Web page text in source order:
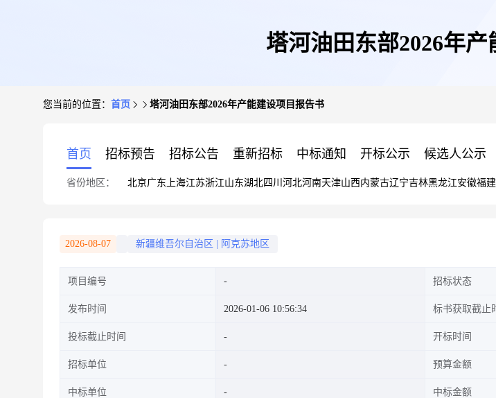
塔河油田东部2026年
您当前的位置： 首页 塔河油田东部2026年产能建设项目报告书
首页 招标预告 招标公告 重新招标 中标通知 开标公示 候选人公示
省份地区： 北京广东 上海江苏浙江山东湖北四川 河北河南天津山西内蒙古辽宁吉林黑龙江安徽福建
2026-08-07 新疆维吾尔自治区 阿克苏地区
项目编号 招标状态
发布时间 2026-01-06 10:56:34 标书获取截止
投标截止时间 开标时间
招标单位 预算金额
中标单位 中标金额